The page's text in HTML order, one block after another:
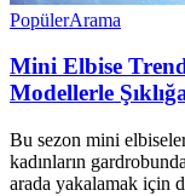
PopülerArama
Mini Elbise
Modellerle
Bu sezon mini
kadınların
arada yakalamak için